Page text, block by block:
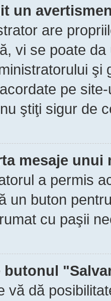
un
are
vi se poate
şi
pe
ştiţi sigur de
mesaje unui
a permis
un buton
cu paşii
butonul
vă dă